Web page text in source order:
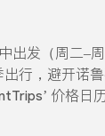
出发（周二–
行，避开诺
价格日